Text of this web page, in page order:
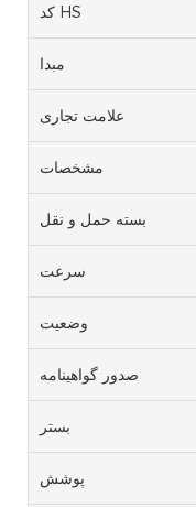
کد HS
مبدا
علامت تجاری
مشخصات
بسته حمل و نقل
سرعت
وضعیت
صدور گواهینامه
بستر
پوشش